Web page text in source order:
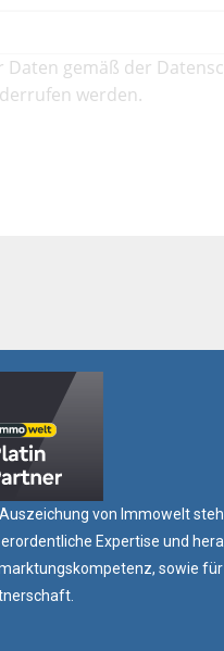
gemäß der
werden.
von Immowelt
Expertise und
sowie